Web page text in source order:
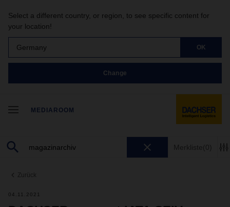
Select a different country, or region, to see specific content for
your location!
Germany OK
Change
MEDIAROOM
Merkliste(0)
Zurück
04.11.2021